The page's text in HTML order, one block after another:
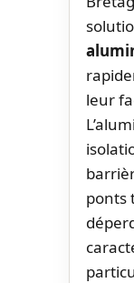
leur
ponts